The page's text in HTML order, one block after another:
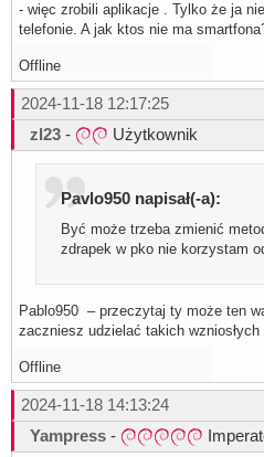
- więc zrobili aplikacje . Tylko że ja
telefonie. A jak ktos nie ma
Offline
2024-11-18 12:17:25
zl23 - Użytkownik
Pavlo950 napisał(-a):
Być może trzeba zmienić
zdrapek w pko nie korzystam
Pablo950 – przeczytaj ty może ten
zaczniesz udzielać takich wzniosłych
Offline
2024-11-18 14:13:24
Yampress -